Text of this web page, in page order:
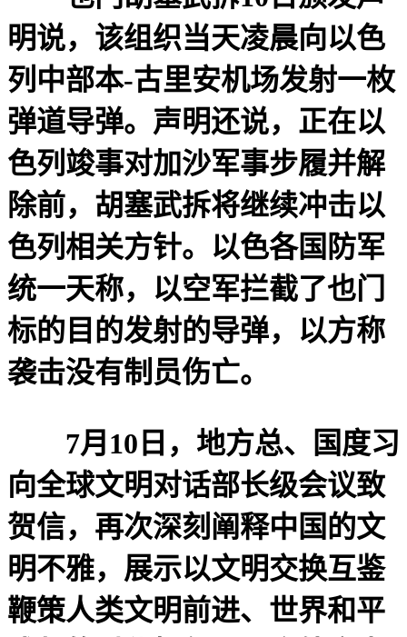
明说，该组织当天凌晨向以色
列中部本-古里安机场发射一枚
弹道导弹。声明还说，正在以
色列竣事对加沙军事步履并解
除前，胡塞武拆将继续冲击以
色列相关方针。以色各国防军
统一天称，以空军拦截了也门
标的目的发射的导弹，以方称
袭击没有制员伤亡。
7月10日，地方总、国度习
向全球文明对话部长级会议致
贺信，再次深刻阐释中国的文
明不雅，展示以文明交换互鉴
鞭策人类文明前进、世界和平